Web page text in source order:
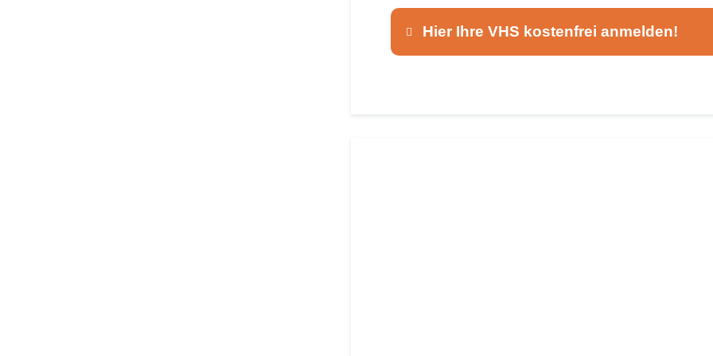
Hier Ihre VHS kostenfrei anmelden!